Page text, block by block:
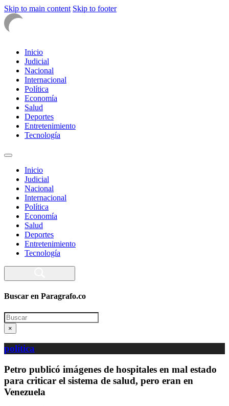
Skip to main content Skip to footer
Inicio
Judicial
Nacional
Internacional
Política
Economía
Salud
Deportes
Entretenimiento
Tecnología
Inicio
Judicial
Nacional
Internacional
Política
Economía
Salud
Deportes
Entretenimiento
Tecnología
Buscar en Paragrafo.co
Search
×
política
Petro publicó imágenes de hospitales en mal estado
para criticar el sistema de salud, pero eran en
Venezuela